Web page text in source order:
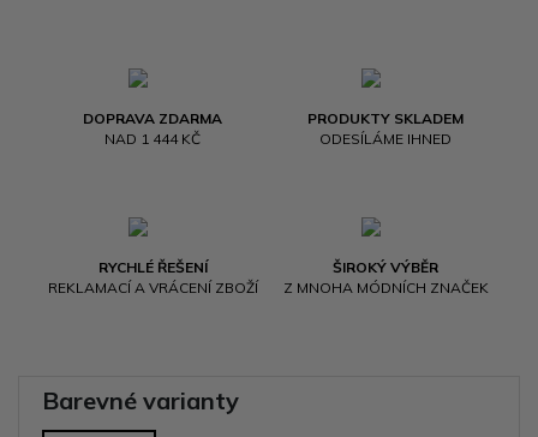
DOPRAVA ZDARMA
NAD 1 444 KČ
PRODUKTY SKLADEM
ODESÍLÁME IHNED
RYCHLÉ ŘEŠENÍ
REKLAMACÍ A VRÁCENÍ ZBOŽÍ
ŠIROKÝ VÝBĚR
Z MNOHA MÓDNÍCH ZNAČEK
Barevné varianty